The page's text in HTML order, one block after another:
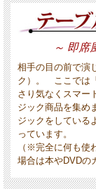
～ 即席
相手の目の前で演
ク）。 ここでは
さり気なくスマー
ジック商品を集め
ジックをしている
っています。
（※完全に何も使
場合は本やDVDの